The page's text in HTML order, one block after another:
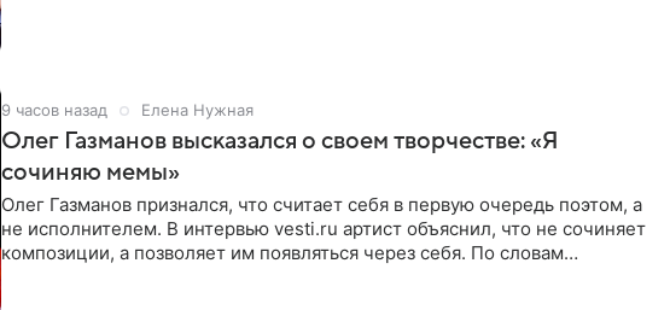
9 часов назад Елена Нужная
Олег Газманов высказался о своем творчестве: «Я
сочиняю мемы»
Олег Газманов признался, что считает себя в первую очередь поэтом, а
не исполнителем. В интервью vesti.ru артист объяснил, что не сочиняет
композиции, а позволяет им появляться через себя. По словам